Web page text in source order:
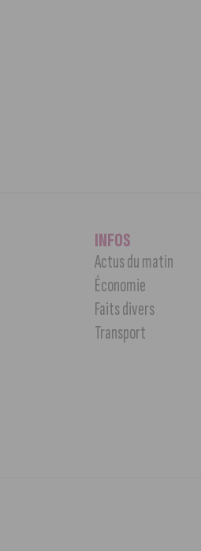
INFOS
Actus du matin
Économie
Faits divers
Transport